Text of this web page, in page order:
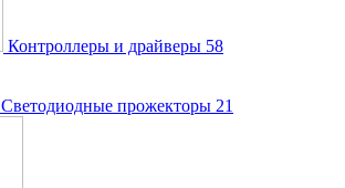
Контроллеры и драйверы 58
Светодиодные прожекторы 21